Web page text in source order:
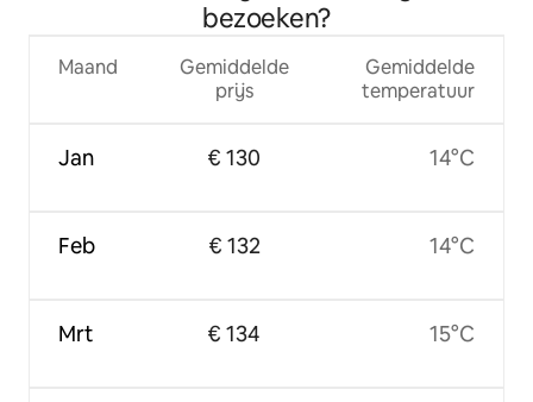
bezoeken?
Maand
Jan
Feb
Mrt
Gemiddelde
prijs
€ 130
€ 132
€ 134
Gemiddelde
temperatuur
14°C
14°C
15°C